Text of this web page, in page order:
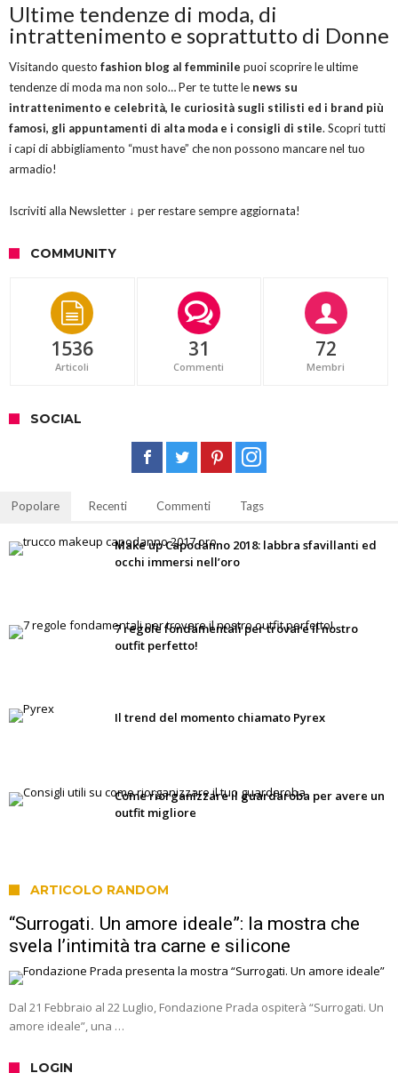
Ultime tendenze di moda, di
intrattenimento e soprattutto di Donne
Visitando questo fashion blog al femminile puoi scoprire le ultime
tendenze di moda ma non solo… Per te tutte le news su
intrattenimento e celebrità, le curiosità sugli stilisti ed i brand più
famosi, gli appuntamenti di alta moda e i consigli di stile. Scopri tutti
i capi di abbigliamento “must have” che non possono mancare nel tuo
armadio!
Iscriviti alla Newsletter ↓ per restare sempre aggiornata!
COMMUNITY
1536
Articoli
31
Commenti
72
Membri
SOCIAL
Popolare Recenti Commenti Tags
Make up Capodanno 2018: labbra sfavillanti ed
occhi immersi nell’oro
7 regole fondamentali per trovare il nostro
outfit perfetto!
Il trend del momento chiamato Pyrex
Come riorganizzare il guardaroba per avere un
outfit migliore
ARTICOLO RANDOM
“Surrogati. Un amore ideale”: la mostra che
svela l’intimità tra carne e silicone
Dal 21 Febbraio al 22 Luglio, Fondazione Prada ospiterà “Surrogati. Un
amore ideale”, una …
LOGIN